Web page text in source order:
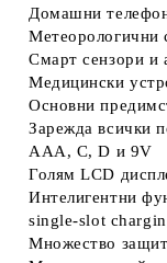
Домашни
Метеорологични
Смарт сензори и
Медицински
Основни
Зарежда всички
AAA, C, D и 9V
Голям LCD
Интелигентни
single‑slot
Множество